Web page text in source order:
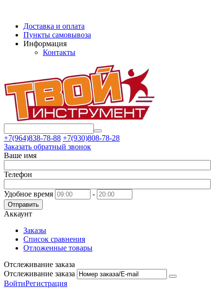
Доставка и оплата
Пункты самовывоза
Информация
Контакты
+7(964)838-78-88 +7(930)808-78-28
Заказать обратный звонок
Ваше имя
Телефон
Удобное время -
Отправить
Аккаунт
Заказы
Список сравнения
Отложенные товары
Отслеживание заказа
Отслеживание заказа
ВойтиРегистрация